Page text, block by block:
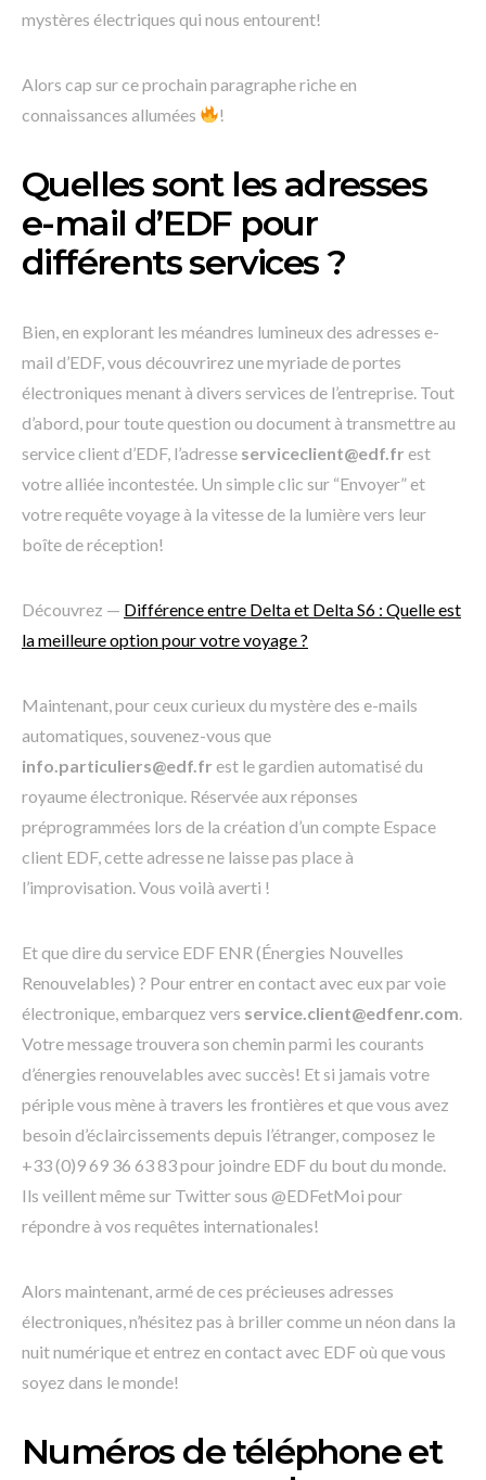
mystères électriques qui nous entourent!
Alors cap sur ce prochain paragraphe riche en
connaissances allumées
!
Quelles sont les adresses
e-mail d’EDF pour
différents services ?
Bien, en explorant les méandres lumineux des adresses e-
mail d’EDF, vous découvrirez une myriade de portes
électroniques menant à divers services de l’entreprise. Tout
d’abord, pour toute question ou document à transmettre au
service client d’EDF, l’adresse serviceclient@edf.fr est
votre alliée incontestée. Un simple clic sur “Envoyer” et
votre requête voyage à la vitesse de la lumière vers leur
boîte de réception!
Découvrez — Différence entre Delta et Delta S6 : Quelle est
la meilleure option pour votre voyage ?
Maintenant, pour ceux curieux du mystère des e-mails
automatiques, souvenez-vous que
info.particuliers@edf.fr est le gardien automatisé du
royaume électronique. Réservée aux réponses
préprogrammées lors de la création d’un compte Espace
client EDF, cette adresse ne laisse pas place à
l’improvisation. Vous voilà averti !
Et que dire du service EDF ENR (Énergies Nouvelles
Renouvelables) ? Pour entrer en contact avec eux par voie
électronique, embarquez vers service.client@edfenr.com
Votre message trouvera son chemin parmi les courants
d’énergies renouvelables avec succès! Et si jamais votre
périple vous mène à travers les frontières et que vous avez
besoin d’éclaircissements depuis l’étranger, composez le
+33 (0)9 69 36 63 83 pour joindre EDF du bout du monde.
Ils veillent même sur Twitter sous @EDFetMoi pour
répondre à vos requêtes internationales!
Alors maintenant, armé de ces précieuses adresses
électroniques, n’hésitez pas à briller comme un néon dans la
nuit numérique et entrez en contact avec EDF où que vous
soyez dans le monde!
Numéros de téléphone et